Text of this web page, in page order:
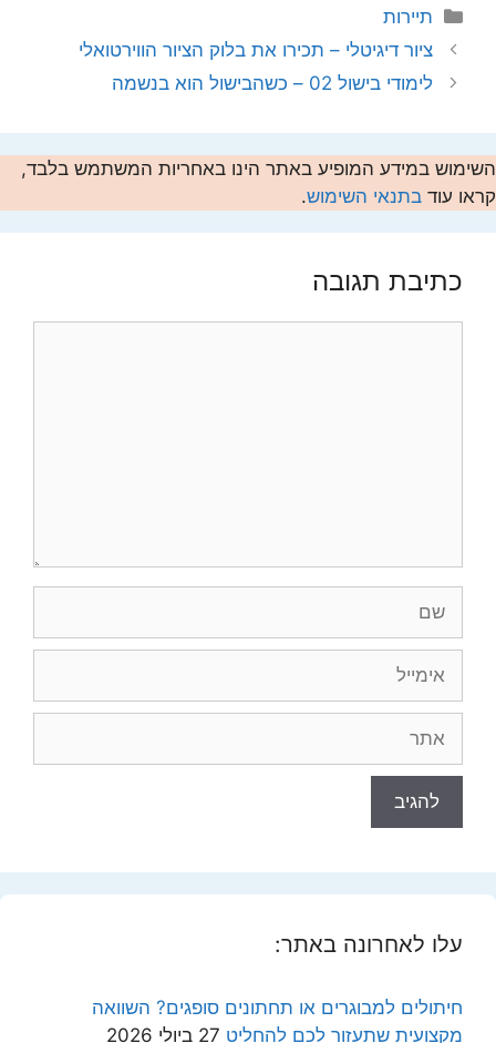
קטגוריות
תיירות
ציור דיגיטלי – תכירו את בלוק הציור הווירטואלי
לימודי בישול 02 – כשהבישול הוא בנשמה
השימוש במידע המופיע באתר הינו באחריות המשתמש בלבד,
קראו עוד בתנאי השימוש.
כתיבת תגובה
עלו לאחרונה באתר:
חיתולים למבוגרים או תחתונים סופגים? השוואה
מקצועית שתעזור לכם להחליט 27 ביולי 2026